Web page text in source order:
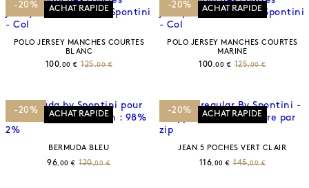
-20% ACHAT RAPIDE
POLO JERSEY MANCHES COURTES
BLANC
100,00 € 125,00 €
-20% ACHAT RAPIDE
POLO JERSEY MANCHES COURTES
MARINE
100 ,00 € 125,00 €
-20% ACHAT RAPIDE
BERMUDA BLEU
96,00 € 120,00 €
-20% ACHAT RAPIDE
JEAN 5 POCHES VERT CLAIR
116,00 € 145,00 €